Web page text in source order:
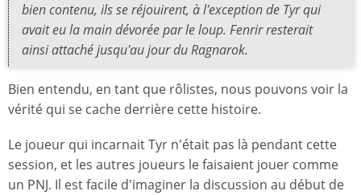
bien contenu, ils se réjouirent, à l'exception de Tyr qui
avait eu la main dévorée par le loup. Fenrir resterait
ainsi attaché jusqu'au jour du Ragnarok.
Bien entendu, en tant que rôlistes, nous pouvons voir la
vérité qui se cache derrière cette histoire.
Le joueur qui incarnait Tyr n'était pas là pendant cette
session, et les autres joueurs le faisaient jouer comme
un PNJ. Il est facile d'imaginer la discussion au début de